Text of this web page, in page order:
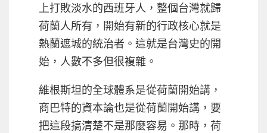
上打敗淡水的西班牙人，整個台灣就歸
荷蘭人所有，開始有新的行政核心就是
熱蘭遮城的統治者。這就是台灣史的開
始，人數不多但很複雜。
維根斯坦的全球體系是從荷蘭開始講，
商巴特的資本論也是從荷蘭開始講，要
把這段搞清楚不是那麼容易。那時，荷